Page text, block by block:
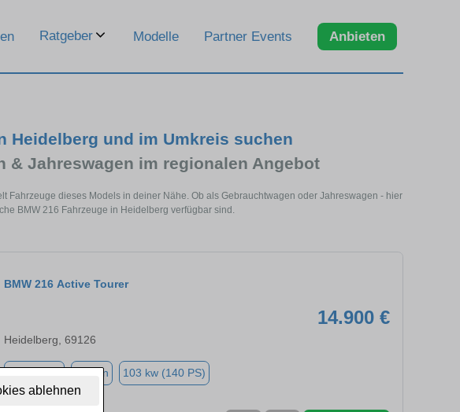
ablehnen
Ratgeber Modelle Partner Events Anbieten
Heidelberg und im Umkreis suchen
& Jahreswagen im regionalen Angebot
Fahrzeuge dieses Models in deiner Nähe. Ob als Gebrauchtwagen oder Jahreswagen - hier
BMW 216 Fahrzeuge in Heidelberg verfügbar sind.
BMW 216 Active Tourer
14.900 €
Heidelberg, 69126
Benzin 103 kw (140 PS)